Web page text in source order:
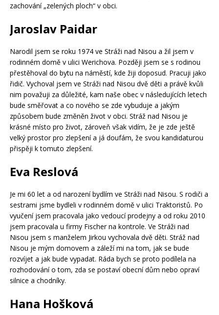
zachování „zelených ploch“ v obci.
Jaroslav Paidar
Narodil jsem se roku 1974 ve Stráži nad Nisou a žil jsem v
rodinném domě v ulici Werichova. Později jsem se s rodinou
přestěhoval do bytu na náměstí, kde žiji doposud. Pracuji jako
řidič. Vychoval jsem ve Stráži nad Nisou dvě děti a právě kvůli
nim považuji za důležité, kam naše obec v následujících letech
bude směřovat a co nového se zde vybuduje a jakým
způsobem bude změněn život v obci. Stráž nad Nisou je
krásné místo pro život, zároveň však vidím, že je zde ještě
velký prostor pro zlepšení a já doufám, že svou kandidaturou
přispěji k tomuto zlepšení.
Eva Reslová
Je mi 60 let a od narození bydlím ve Stráži nad Nisou. S rodiči a
sestrami jsme bydleli v rodinném domě v ulici Traktoristů. Po
vyučení jsem pracovala jako vedoucí prodejny a od roku 2010
jsem pracovala u firmy Fischer na kontrole. Ve Stráži nad
Nisou jsem s manželem Jirkou vychovala dvě děti. Stráž nad
Nisou je mým domovem a záleží mi na tom, jak se bude
rozvíjet a jak bude vypadat. Ráda bych se proto podílela na
rozhodování o tom, zda se postaví obecní dům nebo opraví
silnice a chodníky.
Hana Hošková